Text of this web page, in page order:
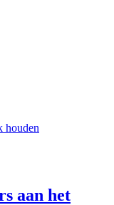
aan het